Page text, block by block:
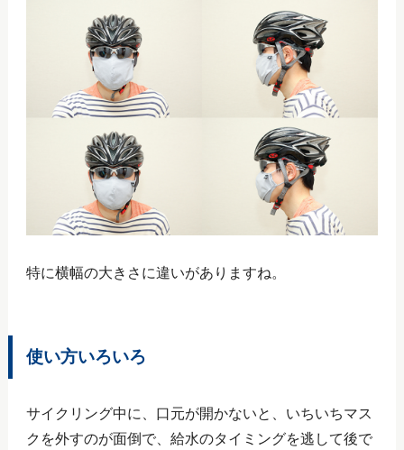
特に横幅の大きさに違いがありますね。
使い方いろいろ
サイクリング中に、口元が開かないと、いちいちマス
クを外すのが面倒で、給水のタイミングを逃して後で